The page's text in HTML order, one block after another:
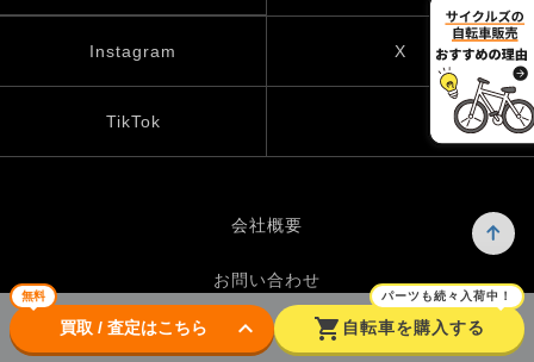
無料
買取 / 査定はこちら keyboard_arrow_down shopping_cart
パーツも続々入荷中！
自転車を購入する
Instagram X
TikTok
会社概要
お問い合わせ
プライバシーポリシー